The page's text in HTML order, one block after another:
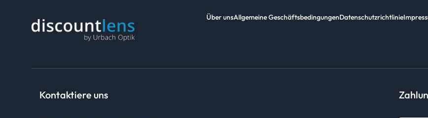
Über unsAllgemeine GeschäftsbedingungenDatenschutzrichtlinie
Kontaktiere uns